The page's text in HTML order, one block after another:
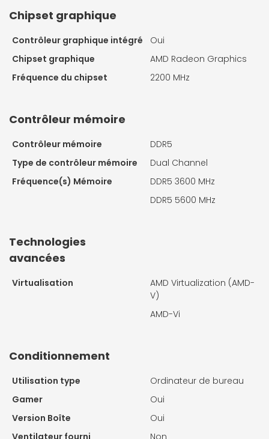
Chipset graphique
Contrôleur graphique intégré
Oui
Chipset graphique
AMD Radeon Graphics
Fréquence du chipset
2200 MHz
Contrôleur mémoire
Contrôleur mémoire
DDR5
Type de contrôleur mémoire
Dual Channel
Fréquence(s) Mémoire
DDR5 3600 MHz
DDR5 5600 MHz
Technologies
avancées
Virtualisation
AMD Virtualization (AMD-
V)
AMD-Vi
Conditionnement
Utilisation type
Ordinateur de bureau
Gamer
Oui
Version Boîte
Oui
Ventilateur fourni
Non